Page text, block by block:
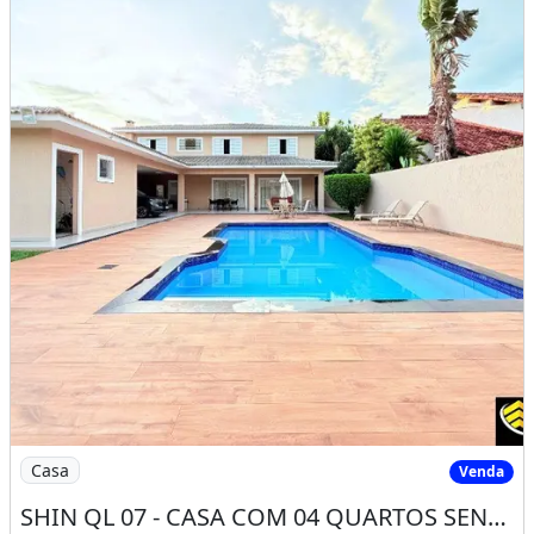
pessoalmente este imóvel dos sonhos.
Características da casa:
Piscina
Churrasqueira
Jardim
Varanda
Varanda Gourmet
Sauna
Lavabo
Despensa
Aceita Financiamento
Quantidade De Andares: 2
Imagem: SHIN QL 07 - CASA COM 04 QUARTOS SENDO 04
Casa Venda
SHIN QL 07 - CASA COM 04 QUARTOS SENDO 04 SUÍTES VAGA 04 CARROS FINANCIAMENTO